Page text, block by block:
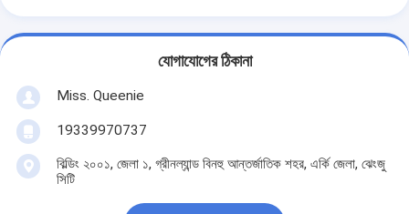
যোগাযোগের ঠিকানা
Miss. Queenie
19339970737
বিল্ডিং ২০০১, জেলা ১, গ্রীনল্যান্ড বিনহু আন্তর্জাতিক শহর, এর্কি জেলা, ঝেংজু
সিটি